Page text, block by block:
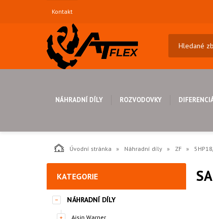
Kontakt
NÁHRADNÍ DÍLY ROZVODOVKY
Úvodní stránka Náhradní díly ZF
KATEGORIE
NÁHRADNÍ DÍLY
Aisin Warner